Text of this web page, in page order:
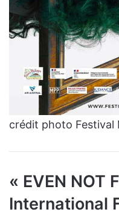
crédit photo Festival
« EVEN NOT
International